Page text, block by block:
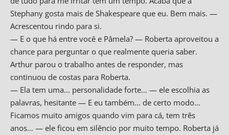
Stephany gosta mais de Shakespeare que eu. Bem mais. —
Acrescentou rindo para si.
— E o que há entre você e Pâmela? — Roberta aproveitou a
chance para perguntar o que realmente queria saber.
Arthur parou o trabalho antes de responder, mas
continuou de costas para Roberta.
— Ela tem uma… personalidade forte… — ele escolhia as
palavras, hesitante — E eu também… de certo modo…
Ficamos muito amigos quando vim para cá, tem três
anos… — ele ficou em silêncio por muito tempo. Roberta já